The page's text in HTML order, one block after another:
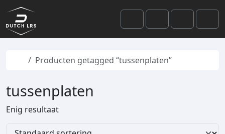
Skip to content
Skip to footer
SearchAccount
Cart
Home
Producten getagged “tussenplaten”
tussenplaten
Enig resultaat